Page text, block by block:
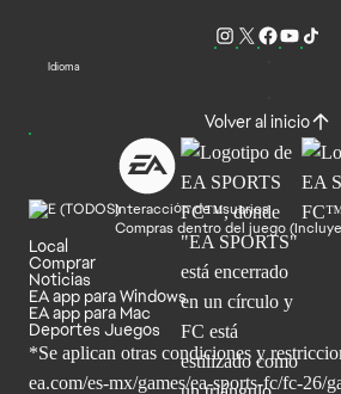
Idioma
Volver al inicio
Interacción de usuarios
Compras dentro del juego
Local
Comprar
Noticias
EA app para Windows
EA app para Mac
Deportes Juegos
*Se aplican otras condiciones y
ea.com/es-mx/games/ea-sports-fc/fc-26/